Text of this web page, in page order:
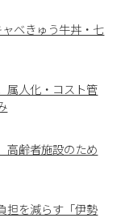
ベきゅう牛丼・七
属人化・コスト管
高齢者施設のため
担を減らす「伊勢